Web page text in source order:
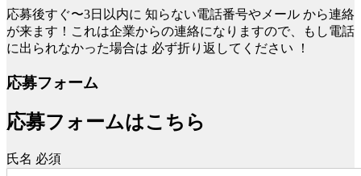
応募後すぐ〜3日以内に 知らない電話番号やメール から連絡
が来ます！これは企業からの連絡になりますので、もし電話
に出られなかった場合は 必ず折り返してください ！
応募フォーム
応募フォームはこちら
氏名 必須